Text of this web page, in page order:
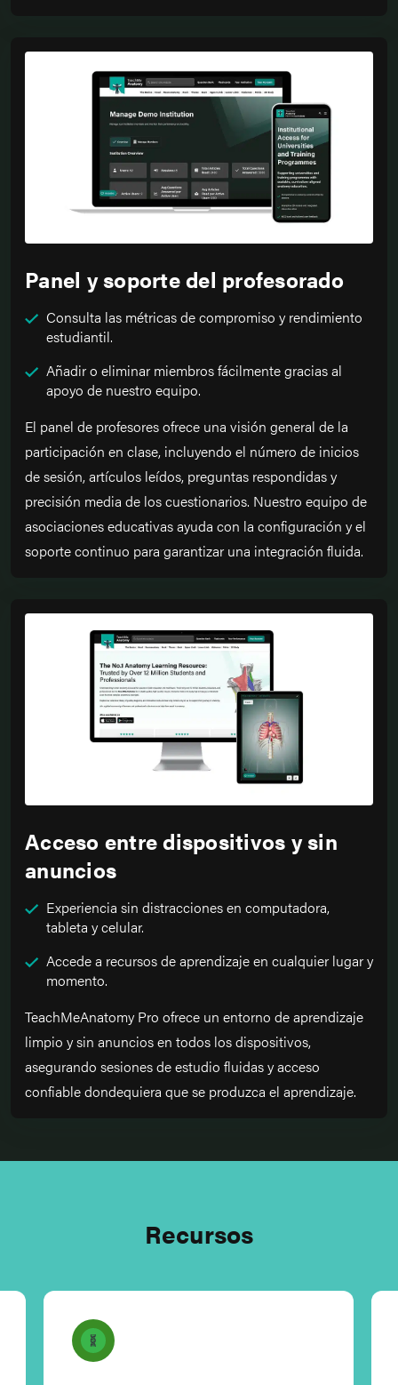
Panel y soporte del profesorado
Consulta las métricas de compromiso y rendimiento
estudiantil.
Añadir o eliminar miembros fácilmente gracias al
apoyo de nuestro equipo.
El panel de profesores ofrece una visión general de la
participación en clase, incluyendo el número de inicios
de sesión, artículos leídos, preguntas respondidas y
precisión media de los cuestionarios. Nuestro equipo de
asociaciones educativas ayuda con la configuración y el
soporte continuo para garantizar una integración fluida.
Acceso entre dispositivos y sin
anuncios
Experiencia sin distracciones en computadora,
tableta y celular.
Accede a recursos de aprendizaje en cualquier lugar y
momento.
TeachMeAnatomy Pro ofrece un entorno de aprendizaje
limpio y sin anuncios en todos los dispositivos,
asegurando sesiones de estudio fluidas y acceso
confiable dondequiera que se produzca el aprendizaje.
Recursos